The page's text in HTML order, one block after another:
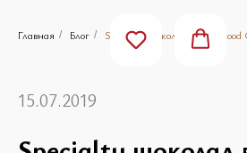
Главная / Блог / Specialty шоколад в Blackwood
15.07.2019